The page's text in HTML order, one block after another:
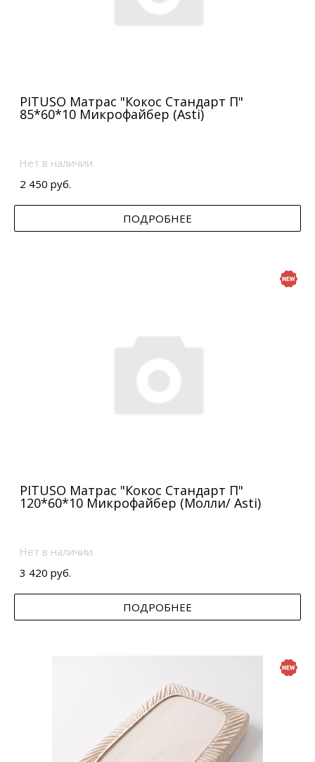
PITUSO Матрас "Кокос Стандарт П"
85*60*10 Микрофайбер (Asti)
Нет в наличии
2 450 руб.
ПОДРОБНЕЕ
PITUSO Матрас "Кокос Стандарт П"
120*60*10 Микрофайбер (Молли/ Asti)
Нет в наличии
3 420 руб.
ПОДРОБНЕЕ